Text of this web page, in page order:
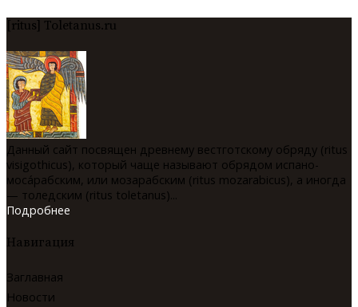
[ritus] Toletanus.ru
Данный сайт посвящен древнему вестготскому обряду (ritus
visigothicus), который чаще называют обрядом испано-
мосáрабским, или мозарабским (ritus mozarabicus), а иногда
— толедским (ritus toletanus)...
Подробнее
Навигация
Заглавная
Новости